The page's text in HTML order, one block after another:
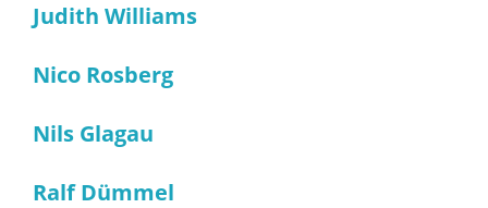
Judith Williams
Nico Rosberg
Nils Glagau
Ralf Dümmel